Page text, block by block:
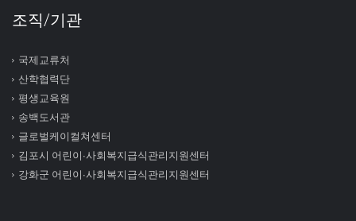
조직/기관
국제교류처
산학협력단
평생교육원
송백도서관
글로벌케이컬쳐센터
김포시 어린이∙사회복지급식관리지원센터
강화군 어린이∙사회복지급식관리지원센터